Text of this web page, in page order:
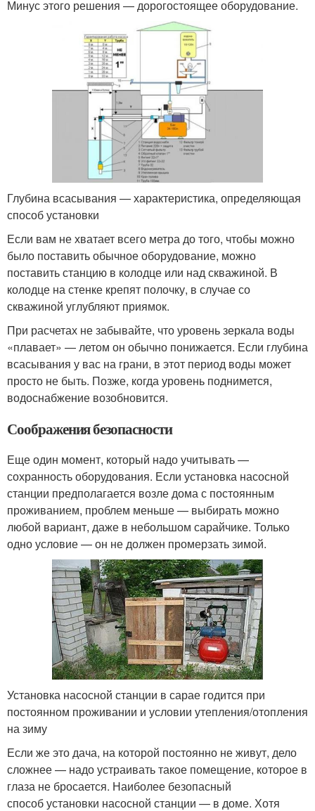
Минус этого решения — дорогостоящее оборудование.
Глубина всасывания — характеристика, определяющая
способ установки
Если вам не хватает всего метра до того, чтобы можно
было поставить обычное оборудование, можно
поставить станцию в колодце или над скважиной. В
колодце на стенке крепят полочку, в случае со
скважиной углубляют приямок.
При расчетах не забывайте, что уровень зеркала воды
«плавает» — летом он обычно понижается. Если глубина
всасывания у вас на грани, в этот период воды может
просто не быть. Позже, когда уровень поднимется,
водоснабжение возобновится.
Соображения безопасности
Еще один момент, который надо учитывать —
сохранность оборудования. Если установка насосной
станции предполагается возле дома с постоянным
проживанием, проблем меньше — выбирать можно
любой вариант, даже в небольшом сарайчике. Только
одно условие — он не должен промерзать зимой.
Установка насосной станции в сарае годится при
постоянном проживании и условии утепления/отопления
на зиму
Если же это дача, на которой постоянно не живут, дело
сложнее — надо устраивать такое помещение, которое в
глаза не бросается. Наиболее безопасный
способ установки насосной станции — в доме. Хотя